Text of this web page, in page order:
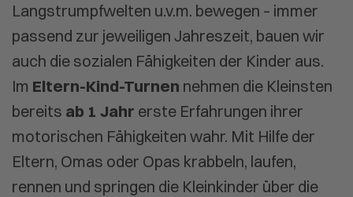
Langstrumpfwelten u.v.m. bewegen – immer
passend zur jeweiligen Jahreszeit, bauen wir
auch die sozialen Fähigkeiten der Kinder aus.
Im Eltern-Kind-Turnen nehmen die Kleinsten
bereits ab 1 Jahr erste Erfahrungen ihrer
motorischen Fähigkeiten wahr. Mit Hilfe der
Eltern, Omas oder Opas krabbeln, laufen,
rennen und springen die Kleinkinder über die